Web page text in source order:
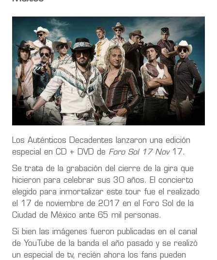
Los Auténticos Decadentes lanzaron una edición
especial en CD + DVD de Foro Sol 17 Nov17.
Se trata de la grabación del cierre de la gira que
hicieron para celebrar sus 30 años. El concierto
elegido para inmortalizar este tour fue el realizado
el 17 de noviembre de 2017 en el Foro Sol de la
Ciudad de México ante 65 mil personas.
Si bien las imágenes fueron publicadas en el canal
de YouTube de la banda el año pasado y se realizó
un especial de tv, recién ahora los fans pueden